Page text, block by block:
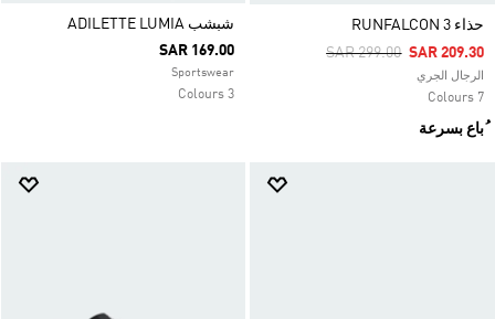
حذاء RUNFALCON 3
Price Reduced From
SAR 299.00ToSAR 209.30
الرجال الجري
7 Colours
ُباع بسرعة
شبشب ADILETTE LUMIA
SAR 169.00
Sportswear
3 Colours